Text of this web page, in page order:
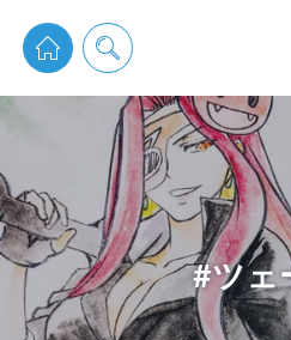
pixiv Sketchは2024年5月28日付で プラ
通知を受け取るにはこ
pixiv Sketchアプリで
アプリをイン
#ツェ